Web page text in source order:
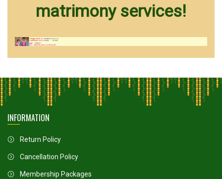
matrimony services!
INFORMATION
Return Policy
Cancellation Policy
Membership Packages